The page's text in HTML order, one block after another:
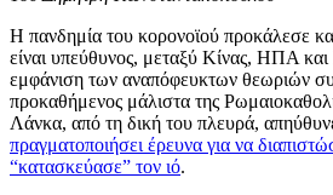
Η πανδημία του κορονοϊού προκάλεσε
είναι υπεύθυνος, μεταξύ Κίνας, ΗΠΑ και
εμφάνιση των αναπόφευκτων θεωριών
προκαθήμενος μάλιστα της
Λάνκα, από τη δική του πλευρά,
πραγματοποιήσει έρευνα για να
“κατασκεύασε” τον ιό.